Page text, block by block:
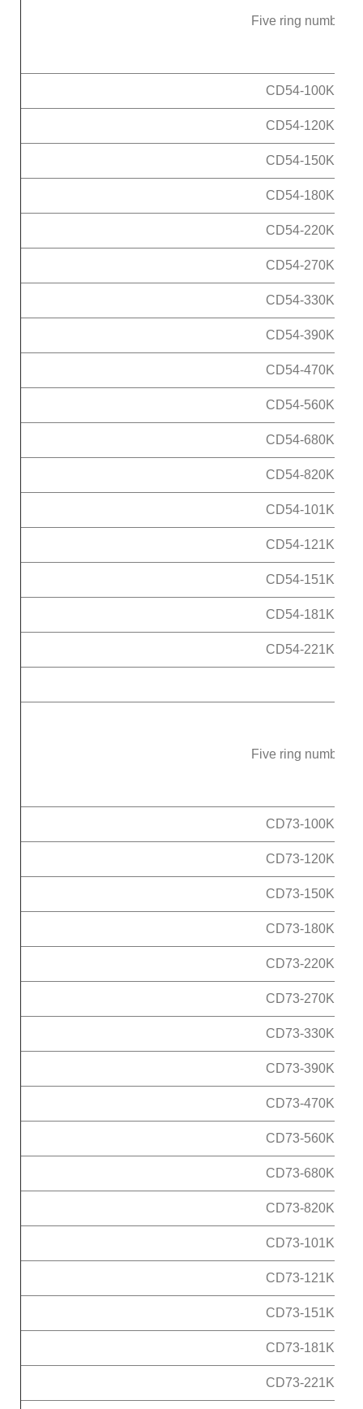
Five ring number
CD54-100K
CD54-120K
CD54-150K
CD54-180K
CD54-220K
CD54-270K
CD54-330K
CD54-390K
CD54-470K
CD54-560K
CD54-680K
CD54-820K
CD54-101K
CD54-121K
CD54-151K
CD54-181K
CD54-221K
Five ring number
CD73-100K
CD73-120K
CD73-150K
CD73-180K
CD73-220K
CD73-270K
CD73-330K
CD73-390K
CD73-470K
CD73-560K
CD73-680K
CD73-820K
CD73-101K
CD73-121K
CD73-151K
CD73-181K
CD73-221K